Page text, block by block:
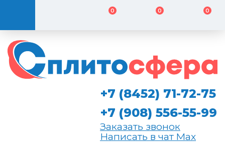
0 0 0
+7 (8452) 71-72-75
+7 (908) 556-55-99
Заказать звонок
Написать в чат Max